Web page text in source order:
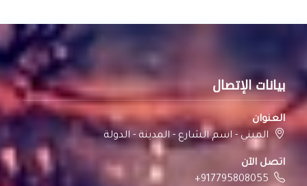
بيانات الإتصال
العنوان
المبني - اسم الشارع - المدينة - الدولة
اتصل الآن
+917795808055